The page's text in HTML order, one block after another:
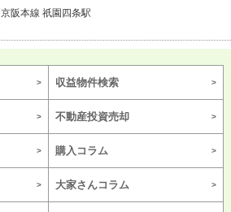
京阪本線 祇園四条駅
収益物件検索
不動産投資売却
購入コラム
大家さんコラム